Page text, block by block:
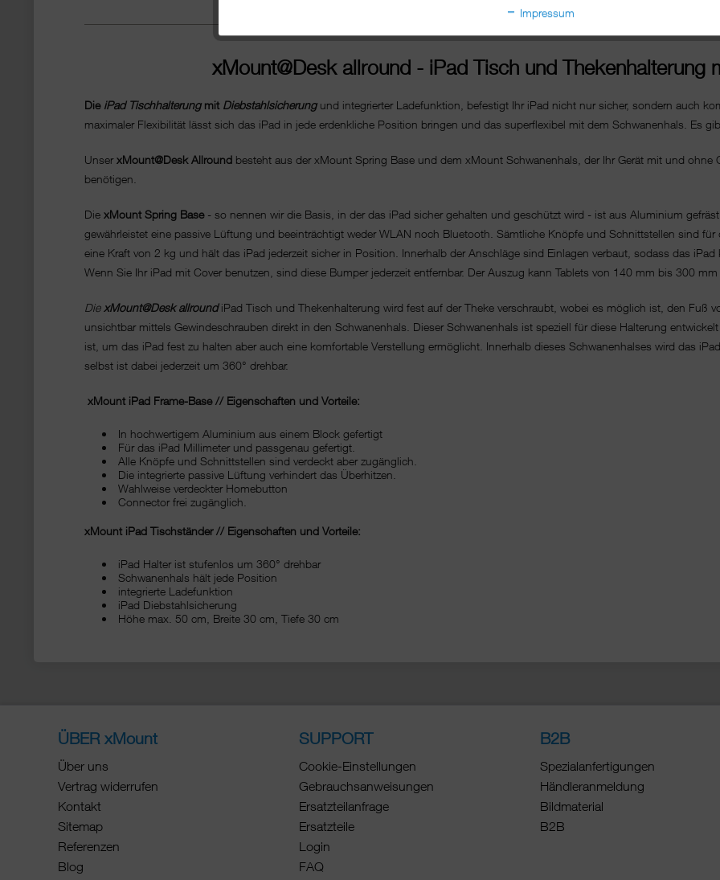
Beschreibung
xMount@Desk allround - iPad Tisch und Thekenhalterung
Die iPad Tischhalterungmit Diebstahlsicherungund integrierter Ladefunktion, befestigt Ihr iPad nicht nur sicher, sondern auch
maximaler Flexibilität lässt sich das iPad in jede erdenkliche Position bringen und das superflexibel mit dem Schwanenhals. Es
UnserxMount@Desk Allround besteht aus der xMount Spring Base und dem xMount Schwanenhals, der Ihr Gerät mit und ohne
benötigen.
Die xMount Spring Base- so nennen wir die Basis, in der das iPad sicher gehalten und geschützt wird - ist aus Aluminium
gewährleistet eine passive Lüftung und beeinträchtigt weder WLAN noch Bluetooth. Sämtliche Knöpfe und Schnittstellen sind für
eine Kraft von 2 kg und hält das iPad jederzeit sicher in Position. Innerhalb der Anschläge sind Einlagen verbaut, sodass das
Wenn Sie Ihr iPad mit Cover benutzen, sind diese Bumper jederzeit entfernbar. Der Auszug kann Tablets von 140 mm bis 300
DiexMount@Desk allroundiPad Tisch und Thekenhalterung wird fest auf der Theke verschraubt, wobei es möglich ist, den Fuß
unsichtbar mittels Gewindeschrauben direkt in den Schwanenhals. Dieser Schwanenhals ist speziell für diese Halterung
ist, um das iPad fest zu halten aber auch eine komfortable Verstellung ermöglicht. Innerhalb dieses Schwanenhalses wird das
selbst ist dabei jederzeit um 360° drehbar.
xMount iPad Frame-Base // Eigenschaften und Vorteile:
In hochwertigem Aluminium aus einem Block gefertigt
Für das iPad Millimeter und passgenau gefertigt.
Alle Knöpfe und Schnittstellen sind verdeckt aber zugänglich.
Die integrierte passive Lüftung verhindert das Überhitzen.
Wahlweise verdeckter Homebutton
Connector frei zugänglich.
xMount iPad Tischständer // Eigenschaften und Vorteile:
iPad Halter ist stufenlos um 360° drehbar
Schwanenhals hält jede Position
integrierte Ladefunktion
iPad Diebstahlsicherung
Höhe max. 50 cm, Breite 30 cm, Tiefe 30 cm
ÜBER xMount
Über uns
Vertrag widerrufen
Kontakt
Sitemap
Referenzen
Blog
SUPPORT
Cookie-Einstellungen
Gebrauchsanweisungen
Ersatzteilanfrage
Ersatzteile
Login
FAQ
B2B
Spezialanfertigungen
Händleranmeldung
Bildmaterial
B2B
Impressum